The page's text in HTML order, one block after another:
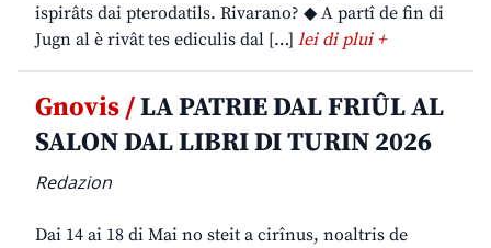
ispirâts dai pterodatils. Rivarano? ◆ A partî de fin di
Jugn al è rivât tes ediculis dal […] lei di plui +
Gnovis /LA PATRIE DAL FRIÛL AL
SALON DAL LIBRI DI TURIN 2026
Redazion
Dai 14 ai 18 di Mai no steit a cirînus, noaltris de